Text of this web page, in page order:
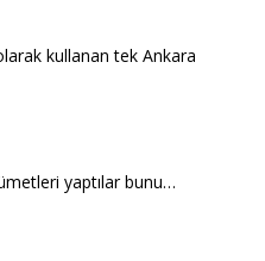
kullanan tek Ankara
yaptılar bunu…